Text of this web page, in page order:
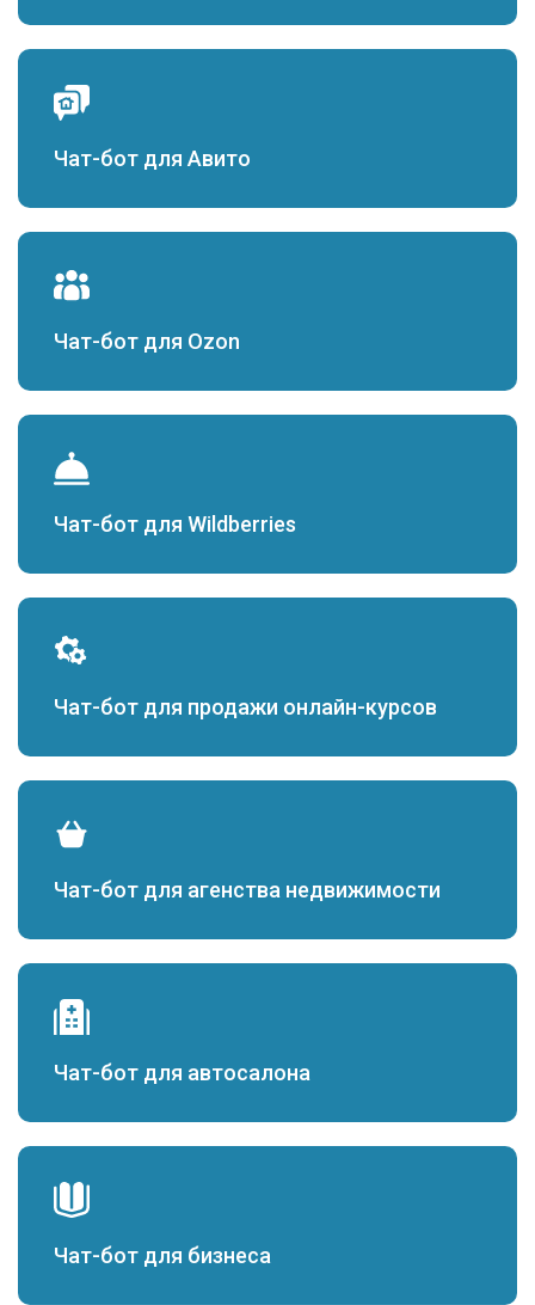
Чат-бот для Авито
Чат-бот для Ozon
Чат-бот для Wildberries
Чат-бот для продажи онлайн-курсов
Чат-бот для агенства недвижимости
Чат-бот для автосалона
Чат-бот для бизнеса